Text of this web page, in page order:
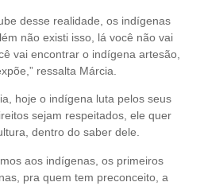
desse realidade, os indígenas
não existi isso, lá você não vai
vai encontrar o indígena artesão,
ressalta Márcia.
hoje o indígena luta pelos seus
sejam respeitados, ele quer
dentro do saber dele.
aos indígenas, os primeiros
pra quem tem preconceito, a